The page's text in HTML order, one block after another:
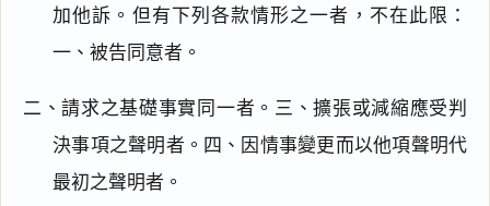
加他訴。但有下列各款情形之一者，不在此限：
一、被告同意者。
二、請求之基礎事實同一者。三、擴張或減縮應受判
決事項之聲明者。四、因情事變更而以他項聲明代
最初之聲明者。